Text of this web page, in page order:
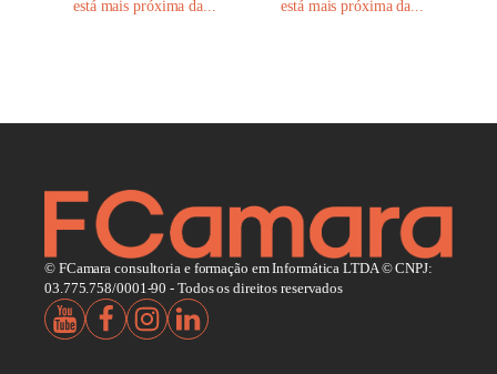
está mais próxima da...
está mais próxima da...
© FCamara consultoria e formação em Informática LTDA © CNPJ:
03.775.758/0001-90 - Todos os direitos reservados